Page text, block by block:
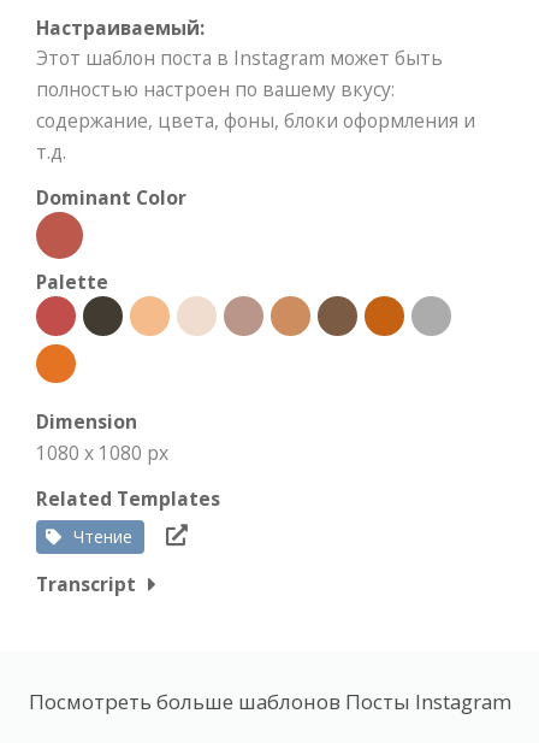
Настраиваемый:
Этот шаблон поста в Instagram может быть
полностью настроен по вашему вкусу:
содержание, цвета, фоны, блоки оформления и
т.д.
Dominant Color
Palette
Dimension
1080 x 1080 px
Related Templates
Чтение
Transcript
Посмотреть больше шаблонов Посты Instagram